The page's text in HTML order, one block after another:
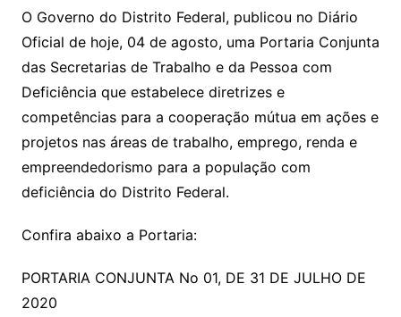
O Governo do Distrito Federal, publicou no Diário
Oficial de hoje, 04 de agosto, uma Portaria Conjunta
das Secretarias de Trabalho e da Pessoa com
Deficiência que estabelece diretrizes e
competências para a cooperação mútua em ações e
projetos nas áreas de trabalho, emprego, renda e
empreendedorismo para a população com
deficiência do Distrito Federal.
Confira abaixo a Portaria:
PORTARIA CONJUNTA No 01, DE 31 DE JULHO DE
2020